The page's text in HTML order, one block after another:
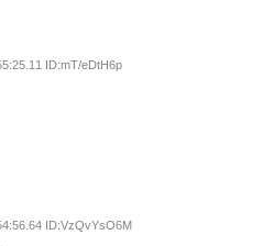
ID:mT/eDtH6p
ID:VzQvYsO6M